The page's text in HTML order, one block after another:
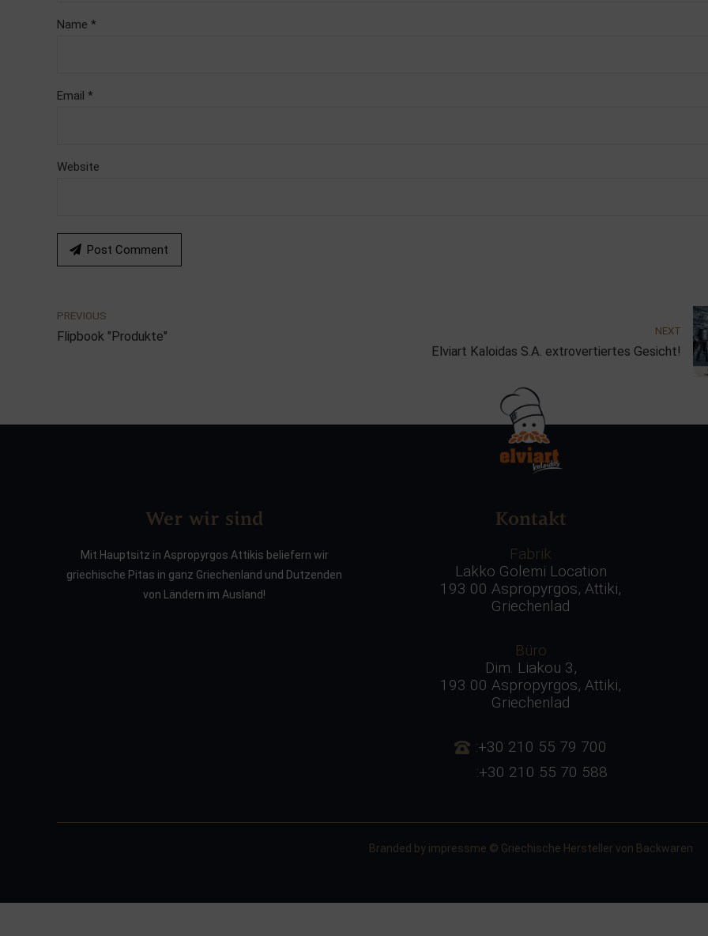
Name *
Email *
Website
Post Comment
PREVIOUS
Flipbook "Produkte" NEXT
Elviart Kaloidas S.A. extrovertiertes Gesicht!
Wer wir sind
Mit Hauptsitz in Aspropyrgos Attikis beliefern wir
griechische Pitas in ganz Griechenland und Dutzenden
von Ländern im Ausland!
Kontakt
Fabrik
Lakko Golemi Location
193 00 Aspropyrgos, Attiki,
Griechenlad
Büro
Dim. Liakou 3,
193 00 Aspropyrgos, Attiki,
Griechenlad
:+30 210 55 79 700
:+30 210 55 70 588
Branded by impressme © Griechische Hersteller von Backwaren